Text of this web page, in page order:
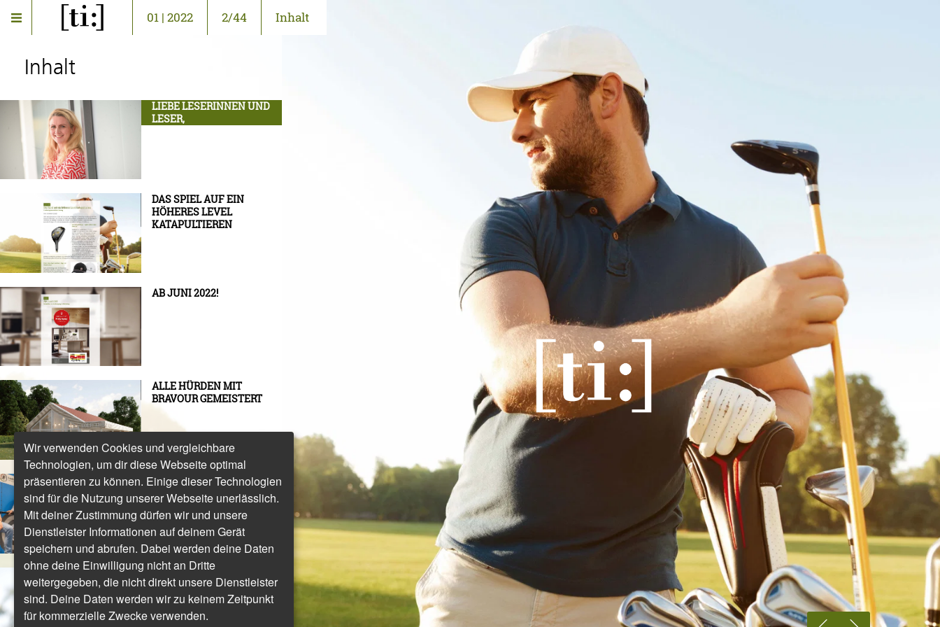
01 | 2022 2/44 Inhalt
Inhalt
LIEBE LESERINNEN UND
LESER,
DAS SPIEL AUF EIN
HÖHERES LEVEL
KATAPULTIEREN
AB JUNI 2022!
ALLE HÜRDEN MIT
BRAVOUR GEMEISTERT
EVERSAKTIV-EINLAGEN
UND GANGANALYSEN
FÜR DEN GOLFSPORT
ESTHER HENSELEIT:
"ICH MAG ES SEHR
GERNE UNTER DRUCK
ZU SPIELEN"
Wir verwenden Cookies und vergleichbare
Technologien, um dir diese Webseite optimal
präsentieren zu können. Einige dieser Technologien
sind für die Nutzung unserer Webseite unerlässlich.
Mit deiner Zustimmung dürfen wir und unsere
Dienstleister Informationen auf deinem Gerät
speichern und abrufen. Dabei werden deine Daten
ohne deine Einwilligung nicht an Dritte
weitergegeben, die nicht direkt unsere Dienstleister
sind. Deine Daten werden wir zu keinem Zeitpunkt
für kommerzielle Zwecke verwenden.